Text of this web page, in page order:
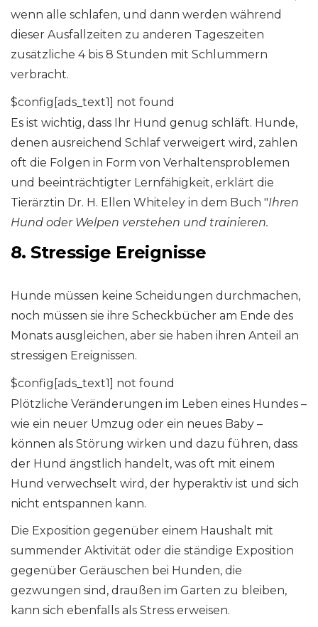
wenn alle schlafen, und dann werden während
dieser Ausfallzeiten zu anderen Tageszeiten
zusätzliche 4 bis 8 Stunden mit Schlummern
verbracht.
$config[ads_text1] not found
Es ist wichtig, dass Ihr Hund genug schläft. Hunde,
denen ausreichend Schlaf verweigert wird, zahlen
oft die Folgen in Form von Verhaltensproblemen
und beeinträchtigter Lernfähigkeit, erklärt die
Tierärztin Dr. H. Ellen Whiteley in dem Buch "Ihren
Hund oder Welpen verstehen und trainieren.
8. Stressige Ereignisse
Hunde müssen keine Scheidungen durchmachen,
noch müssen sie ihre Scheckbücher am Ende des
Monats ausgleichen, aber sie haben ihren Anteil an
stressigen Ereignissen.
$config[ads_text1] not found
Plötzliche Veränderungen im Leben eines Hundes –
wie ein neuer Umzug oder ein neues Baby –
können als Störung wirken und dazu führen, dass
der Hund ängstlich handelt, was oft mit einem
Hund verwechselt wird, der hyperaktiv ist und sich
nicht entspannen kann.
Die Exposition gegenüber einem Haushalt mit
summender Aktivität oder die ständige Exposition
gegenüber Geräuschen bei Hunden, die
gezwungen sind, draußen im Garten zu bleiben,
kann sich ebenfalls als Stress erweisen.